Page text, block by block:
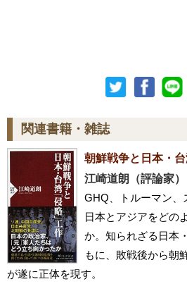
関連書籍・雑誌
朝鮮戦争と日本・
江崎道朗（評論家）
GHQ、トルーマン、
日本とアジアをどの
か。知られざる日本
もに、敗戦後から朝
が遂に正体を現す。